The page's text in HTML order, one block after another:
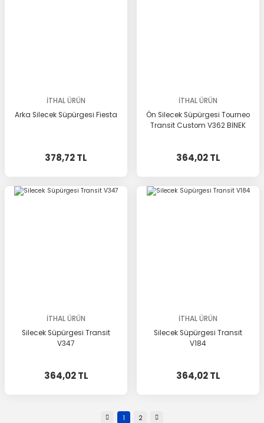
İTHAL ÜRÜN
Arka Silecek Süpürgesi Fiesta
378,72 TL
İTHAL ÜRÜN
Ön Silecek Süpürgesi Tourneo
Transit Custom V362 BİNEK
364,02 TL
İTHAL ÜRÜN
Silecek Süpürgesi Transit
V347
364,02 TL
İTHAL ÜRÜN
Silecek Süpürgesi Transit
V184
364,02 TL
1 2